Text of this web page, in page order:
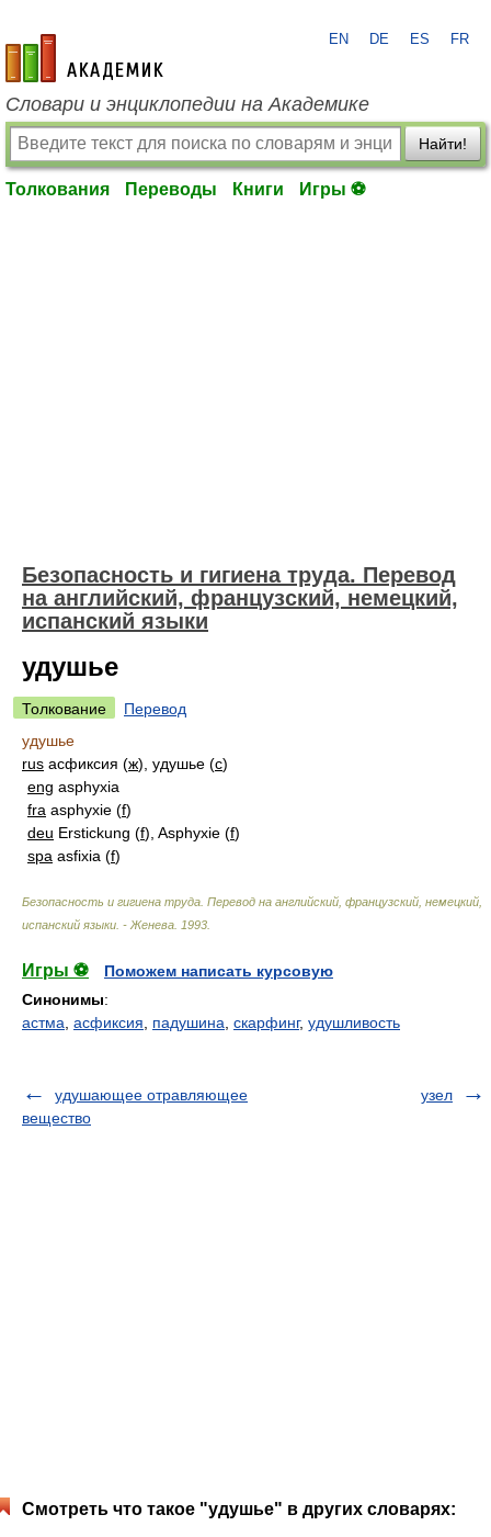
academic.ru
EN DE ES FR
Словари и энциклопедии на Академике
Найти!
Толкования Переводы Книги Игры ⚽
Безопасность и гигиена труда. Перевод
на английский, французский, немецкий,
испанский языки
удушье
Толкование
Перевод
удушье
rus асфиксия (ж), удушье (с)
eng asphyxia
fra asphyxie (f)
deu Erstickung (f), Asphyxie (f)
spa asfixia (f)
Безопасность и гигиена труда. Перевод на английский, французский, немецкий,
испанский языки. - Женева 1993
Игры ⚽
Поможем написать курсовую
Синонимы:
астма асфиксия падушина скарфинг, удушливость
удушающее отравляющее
вещество
узел
Смотреть что такое "удушье" в других словарях: